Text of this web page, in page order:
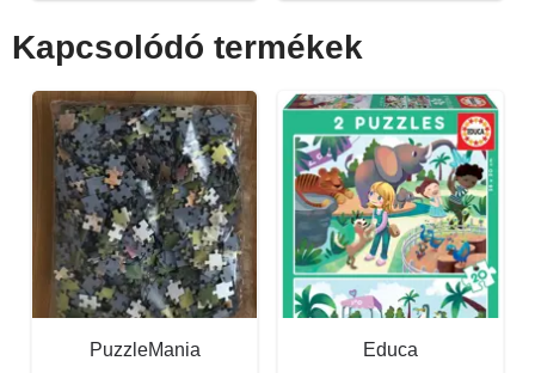
Kapcsolódó termékek
PuzzleMania
Educa